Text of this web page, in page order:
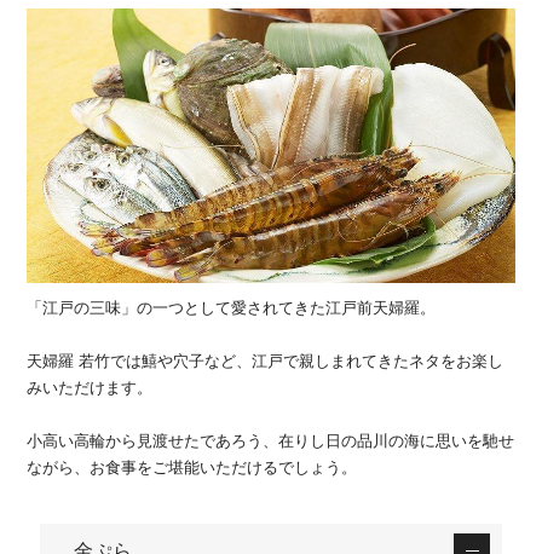
「江戸の三味」の一つとして愛されてきた江戸前天婦羅。
天婦羅 若竹では鱚や穴子など、江戸で親しまれてきたネタをお楽し
みいただけます。
小高い高輪から見渡せたであろう、在りし日の品川の海に思いを馳せ
ながら、お食事をご堪能いただけるでしょう。